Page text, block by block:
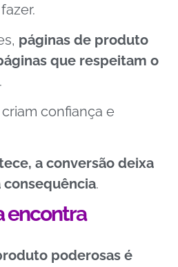
páginas de produto
que respeitam o
.
confiança e
a conversão deixa
.
encontra
poderosas é